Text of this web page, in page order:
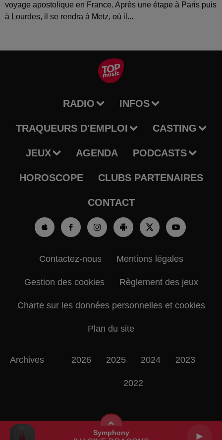
Symphony
voyage apostolique en France. Après une étape à Paris puis
à Lourdes, il se rendra à Metz, où il...
RADIO INFOS
TRAQUEURS D'EMPLOI CASTING
JEUX AGENDA PODCASTS
HOROSCOPE CLUBS PARTENAIRES
CONTACT
Contactez-nous Mentions légales
Gestion des cookies Règlement des jeux
Charte sur les données personnelles et cookies
Plan du site
Archives 2026 2025 2024 2023
2022